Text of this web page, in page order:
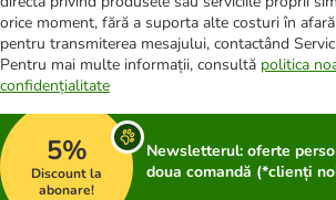
orice moment, fără a suporta alte costuri în
pentru transmiterea mesajului, contactând
Pentru mai multe informații, consultă politica
confidențialitate
5%
Discount la
abonare!
Newsletterul: oferte
doua comandă (*clienți